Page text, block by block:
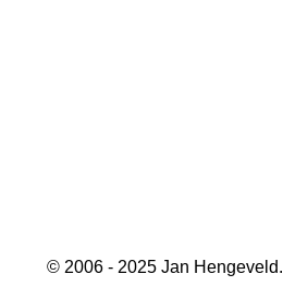
© 2006 - 2025 Jan Hengeveld.